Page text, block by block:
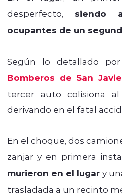
desperfecto, siendo
ocupantes de un
Según lo detallado
Bomberos de San
tercer auto colisiona
derivando en el fatal
En el choque, dos
zanjar y en primera
murieron en el lugar y
trasladada a un recinto